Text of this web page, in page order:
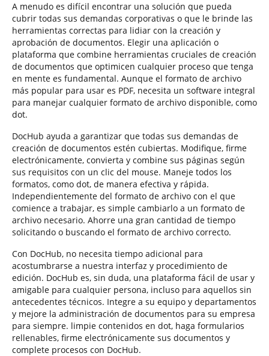
A menudo es difícil encontrar una solución que pueda
cubrir todas sus demandas corporativas o que le brinde las
herramientas correctas para lidiar con la creación y
aprobación de documentos. Elegir una aplicación o
plataforma que combine herramientas cruciales de creación
de documentos que optimicen cualquier proceso que tenga
en mente es fundamental. Aunque el formato de archivo
más popular para usar es PDF, necesita un software integral
para manejar cualquier formato de archivo disponible, como
dot.
DocHub ayuda a garantizar que todas sus demandas de
creación de documentos estén cubiertas. Modifique, firme
electrónicamente, convierta y combine sus páginas según
sus requisitos con un clic del mouse. Maneje todos los
formatos, como dot, de manera efectiva y rápida.
Independientemente del formato de archivo con el que
comience a trabajar, es simple cambiarlo a un formato de
archivo necesario. Ahorre una gran cantidad de tiempo
solicitando o buscando el formato de archivo correcto.
Con DocHub, no necesita tiempo adicional para
acostumbrarse a nuestra interfaz y procedimiento de
edición. DocHub es, sin duda, una plataforma fácil de usar y
amigable para cualquier persona, incluso para aquellos sin
antecedentes técnicos. Integre a su equipo y departamentos
y mejore la administración de documentos para su empresa
para siempre. limpie contenidos en dot, haga formularios
rellenables, firme electrónicamente sus documentos y
complete procesos con DocHub.